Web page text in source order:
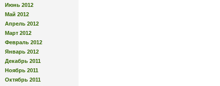
Июнь 2012
Май 2012
Апрель 2012
Март 2012
Февраль 2012
Январь 2012
Декабрь 2011
Ноябрь 2011
Октябрь 2011